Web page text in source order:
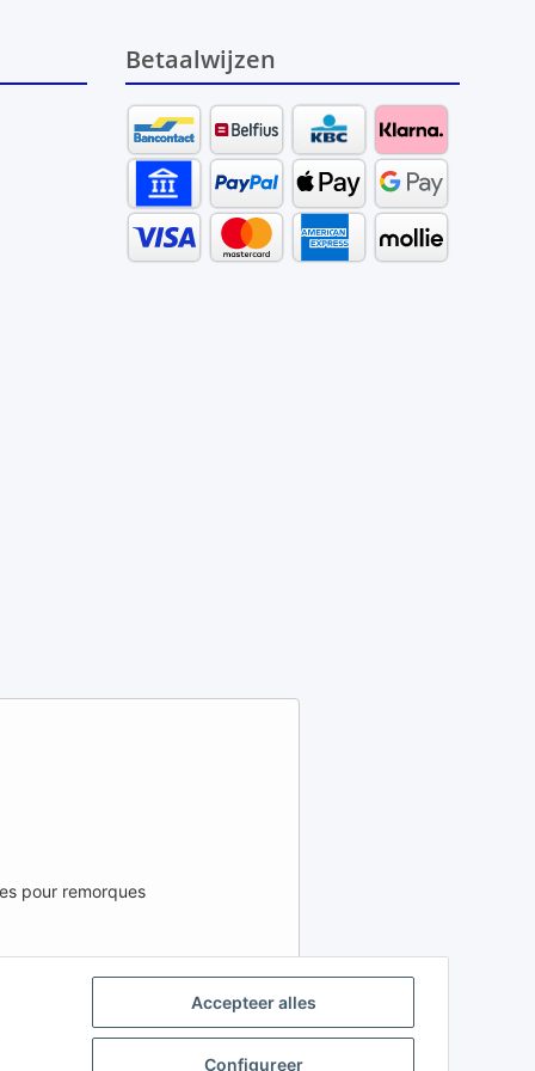
Accepteer alles
Configureer
Betaalwijzen
pour remorques
ET LA LANGUE
IT ES